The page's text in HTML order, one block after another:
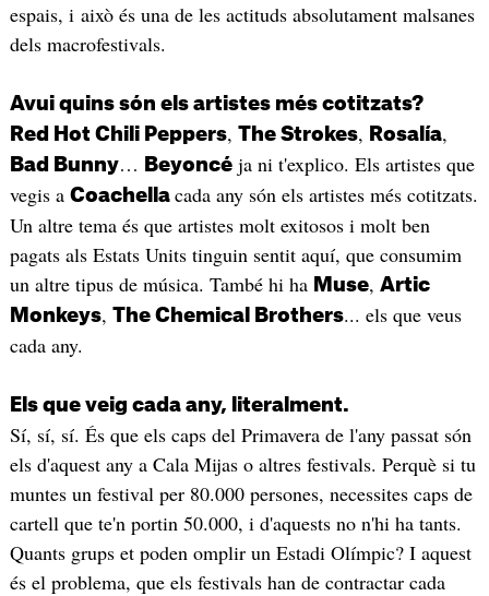
espais, i això és una de les actituds absolutament malsanes
dels macrofestivals.
Avui quins són els artistes més cotitzats?
Red Hot Chili Peppers, The Strokes, Rosalía,
Bad Bunny… Beyoncéja ni t'explico. Els artistes que
vegis a Coachella cada any són els artistes més cotitzats.
Un altre tema és que artistes molt exitosos i molt ben
pagats als Estats Units tinguin sentit aquí, que consumim
un altre tipus de música. També hi ha Muse, Artic
Monkeys, The Chemical Brothers... els que veus
cada any.
Els que veig cada any, literalment.
Sí, sí, sí. És que els caps del Primavera de l'any passat són
els d'aquest any a Cala Mijas o altres festivals. Perquè si tu
muntes un festival per 80.000 persones, necessites caps de
cartell que te'n portin 50.000, i d'aquests no n'hi ha tants.
Quants grups et poden omplir un Estadi Olímpic? I aquest
és el problema, que els festivals han de contractar cada